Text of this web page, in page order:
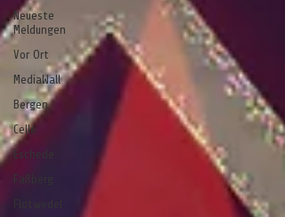
Neueste
Meldungen
Vor Ort
MediaWall
Bergen
Celle
Eschede
Faßberg